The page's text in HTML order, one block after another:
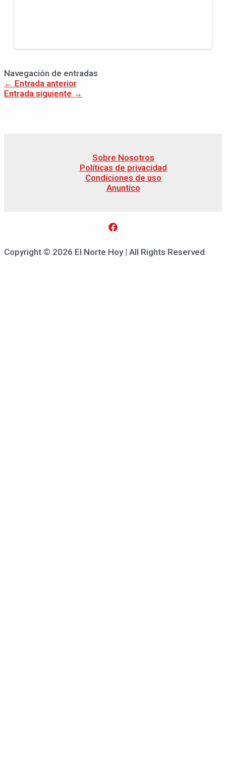
Navegación de entradas
← Entrada anterior
Entrada siguiente →
Sobre Nosotros
Políticas de privacidad
Condiciones de uso
Anuntico
Copyright © 2026 El Norte Hoy | All Rights Reserved